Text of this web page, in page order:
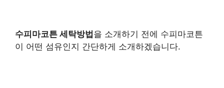
수피마코튼 세탁방법 을 소개하기 전에 수피마코튼
이 어떤 섬유인지 간단하게 소개하겠습니다.